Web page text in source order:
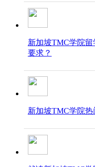
新加坡TMC学院
要求？
新加坡TMC学院